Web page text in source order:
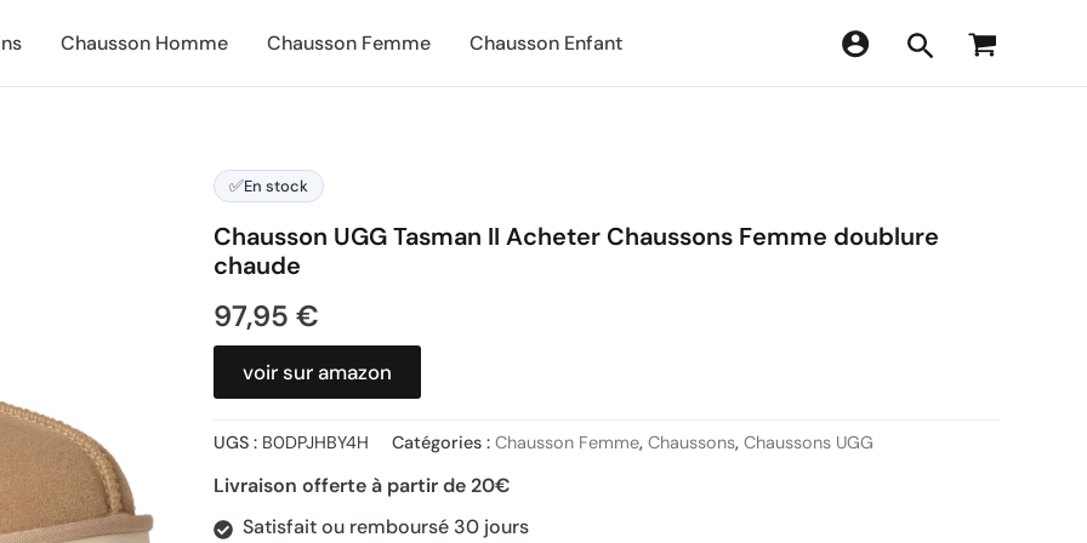
Chausson Homme Chausson Femme Chausson Enfant
✅En stock
Chausson UGG Tasman II Acheter Chaussons Femme doublure
chaude
97,95 €
voir sur amazon
UGS : B0DPJHBY4H Catégories : Chausson Femme, Chaussons, Chaussons UGG
Livraison offerte à partir de 20€
Satisfait ou remboursé 30 jours